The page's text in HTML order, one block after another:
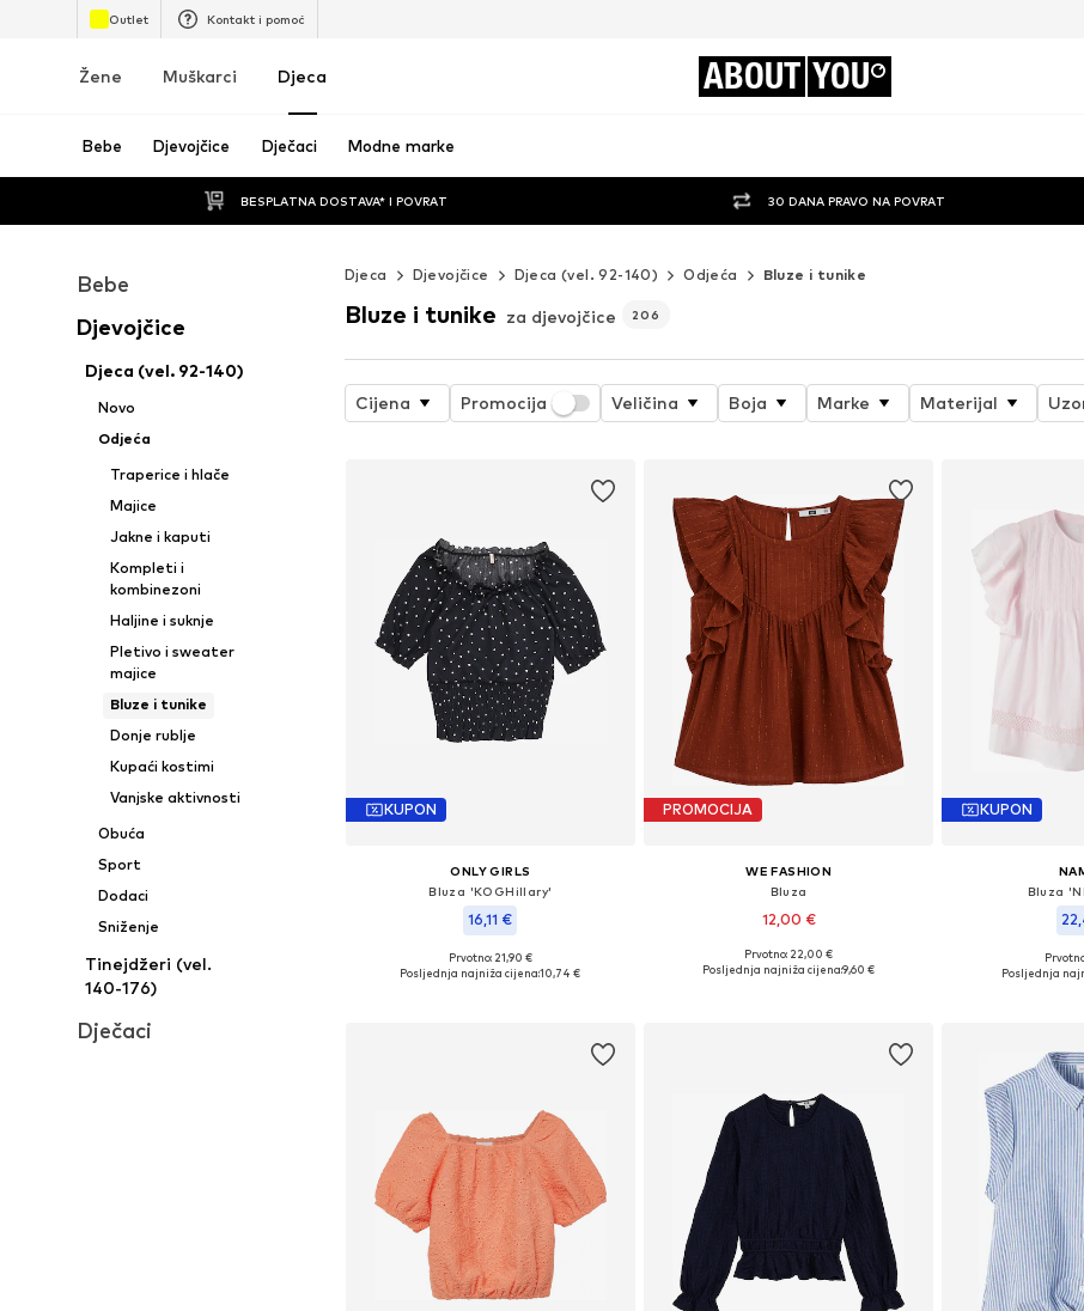
Outlet Kontakt i pomoć
Žene Muškarci Djeca ABOUT YOU
Bebe Djevojčice Dječaci Modne marke
BESPLATNA DOSTAVA* I POVRAT 30 DANA PRAVO NA POVRAT
Bebe
Djevojčice
Djeca (vel. 92-140)
Novo
Odjeća
Traperice i hlače
Majice
Jakne i kaputi
Kompleti i
kombinezoni
Haljine i suknje
Pletivo i sweater
majice
Bluze i tunike
Donje rublje
Kupaći kostimi
Vanjske aktivnosti
Obuća
Sport
Dodaci
Sniženje
Tinejdžeri (vel.
140-176)
Dječaci
Djeca Djevojčice Djeca (vel. 92-140) Odjeća Bluze i tunike
Bluze i tunike za djevojčice 206
Cijena Promocija Veličina Boja Marke Materijal
KUPON
ONLY GIRLS
Bluza 'KOGHillary'
16,11 €
Prvotno: 21,90 €
Posljednja najniža cijena:10,74 €
PROMOCIJA
WE FASHION
Bluza
12,00 €
Dostupno u više veličina
Prvotno: 22,00 €
Posljednja najniža cijena:9,60 €
KUPON
Bluza
Posljednja